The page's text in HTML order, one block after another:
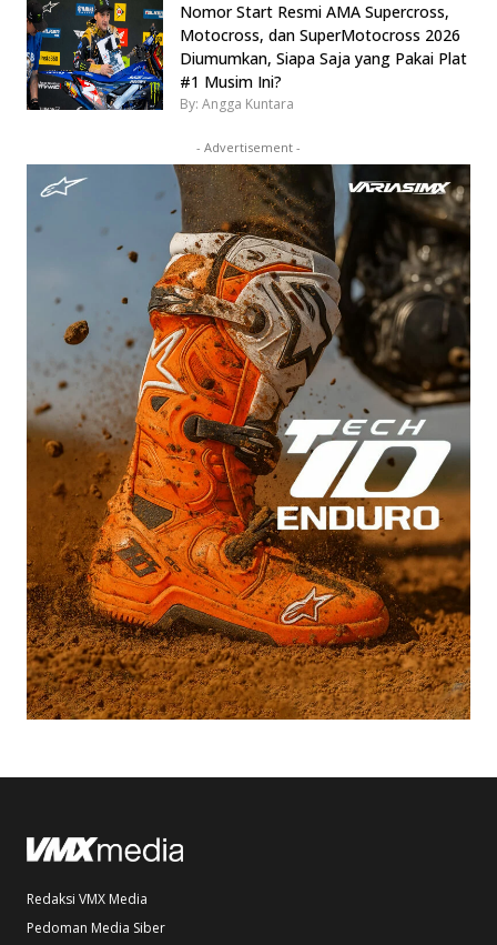
Nomor Start Resmi AMA Supercross,
Motocross, dan SuperMotocross 2026
Diumumkan, Siapa Saja yang Pakai Plat
#1 Musim Ini?
By: Angga Kuntara
- Advertisement -
Redaksi VMX Media
Pedoman Media Siber